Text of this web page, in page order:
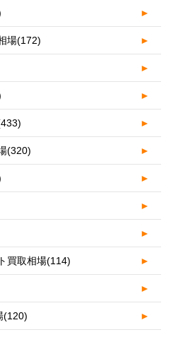
►
場(172) ►
►
►
►
(320) ►
►
►
►
買取相場(114) ►
►
(120) ►